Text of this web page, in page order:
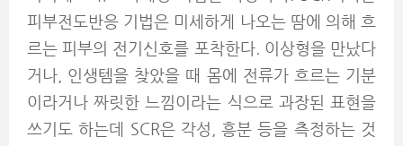
피부전도반응 기법은 미세하게 나오는 땀에 의해 흐
르는 피부의 전기신호를 포착한다. 이상형을 만났다
거나, 인생템을 찾았을 때 몸에 전류가 흐르는 기분
이라거나 짜릿한 느낌이라는 식으로 과장된 표현을
쓰기도 하는데 SCR은 각성, 흥분 등을 측정하는 것